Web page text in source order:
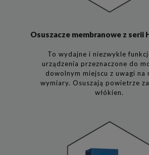
Osuszacze membranowe z serii
To wydajne i niezwykle
urządzenia przeznaczone do
dowolnym miejscu z uwagi na
wymiary. Osuszają powietrze
włókien.